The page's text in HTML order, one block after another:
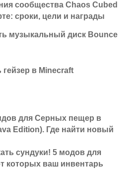
сообщества Chaos Cubed
сроки, цели и награды
музыкальный диск Bounce
гейзер в Minecraft
для Серных пещер в
Edition). Где найти новый
сундуки! 5 модов для
которых ваш инвентарь